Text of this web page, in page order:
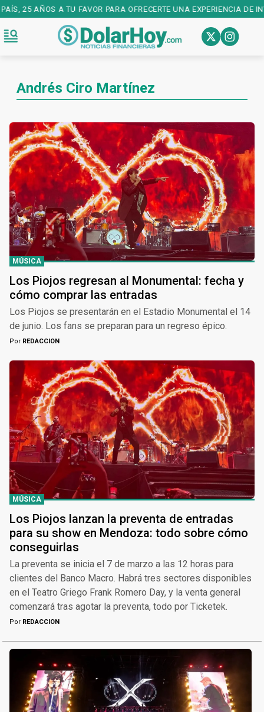
25 AÑOS A TU FAVOR PARA OFRECERTE UNA EXPERIENCIA DE
Andrés Ciro Martínez
MÚSICA
Los Piojos regresan al Monumental: fecha y
cómo comprar las entradas
Los Piojos se presentarán en el Estadio Monumental el 14
de junio. Los fans se preparan para un regreso épico.
Por REDACCION
MÚSICA
Los Piojos lanzan la preventa de entradas
para su show en Mendoza: todo sobre cómo
conseguirlas
La preventa se inicia el 7 de marzo a las 12 horas para
clientes del Banco Macro. Habrá tres sectores disponibles
en el Teatro Griego Frank Romero Day, y la venta general
comenzará tras agotar la preventa, todo por Ticketek.
Por REDACCION